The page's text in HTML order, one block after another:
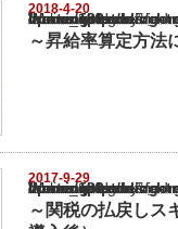
2018-4-20
Warning
: Undefined array key "show_category" in
/home/netst/kuno-cpa.co.jp/public_html/
on line183
～昇給率算定方法
2017-9-29
Warning
: Undefined array key "show_category" in
/home/netst/kuno-cpa.co.jp/public_html/
on line183
～関税の払戻しス